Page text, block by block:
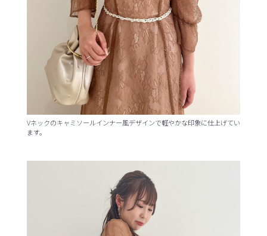
Vネックのキャミソールインナー風デザインで軽やかな印象に仕上げてい
ます。